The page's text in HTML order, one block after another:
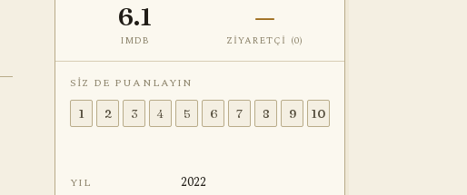
6.1
IMDB
—
ZIYARETÇI (0)
SIZ DE PUANLAYIN
1 2 3 4 5 6 7 8 9 10
YIL 2022